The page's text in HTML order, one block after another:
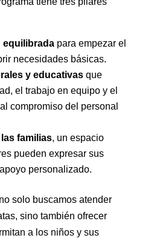
equilibradapara empezar el
necesidades básicas.
y educativasque
el trabajo en equipo y el
compromiso del personal
familias, un espacio
pueden expresar sus
personalizado.
solo buscamos atender
sino también ofrecer
a los niños y sus